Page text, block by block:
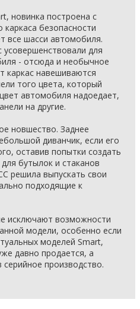
новинка построена с
безопасности
все шасси автомобиля.
усовершенствовали для
- отсюда и необычное
каркас навешиваются
того цвета, который
автомобиля надоедает,
на другие.
новшество. Заднее
диванчик, если его
оставив попытки создать
бутылок и стаканов
решила выпускать свои
подходящие к
исключают возможности
модели, особенно если
моделей Smart,
давно продается, а
производство.